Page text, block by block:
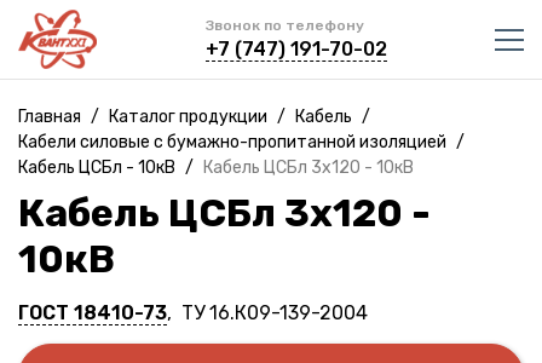
Звонок по телефону
+7 (747) 191-70-02
Главная / Каталог продукции / Кабель /
Кабели силовые с бумажно-пропитанной изоляцией /
Кабель ЦСБл - 10кВ / Кабель ЦСБл 3х120 - 10кВ
Кабель ЦСБл 3х120 -
10кВ
ГОСТ 18410-73, ТУ 16.К09-139-2004